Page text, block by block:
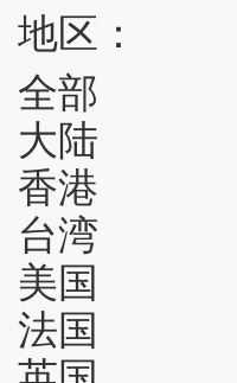
地区：
全部
大陆
香港
台湾
美国
法国